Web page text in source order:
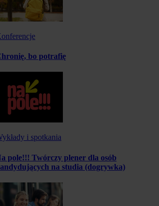
bo potrafię
i spotkania
pole!!! Twórczy plener dla osób
na studia (dogrywka)